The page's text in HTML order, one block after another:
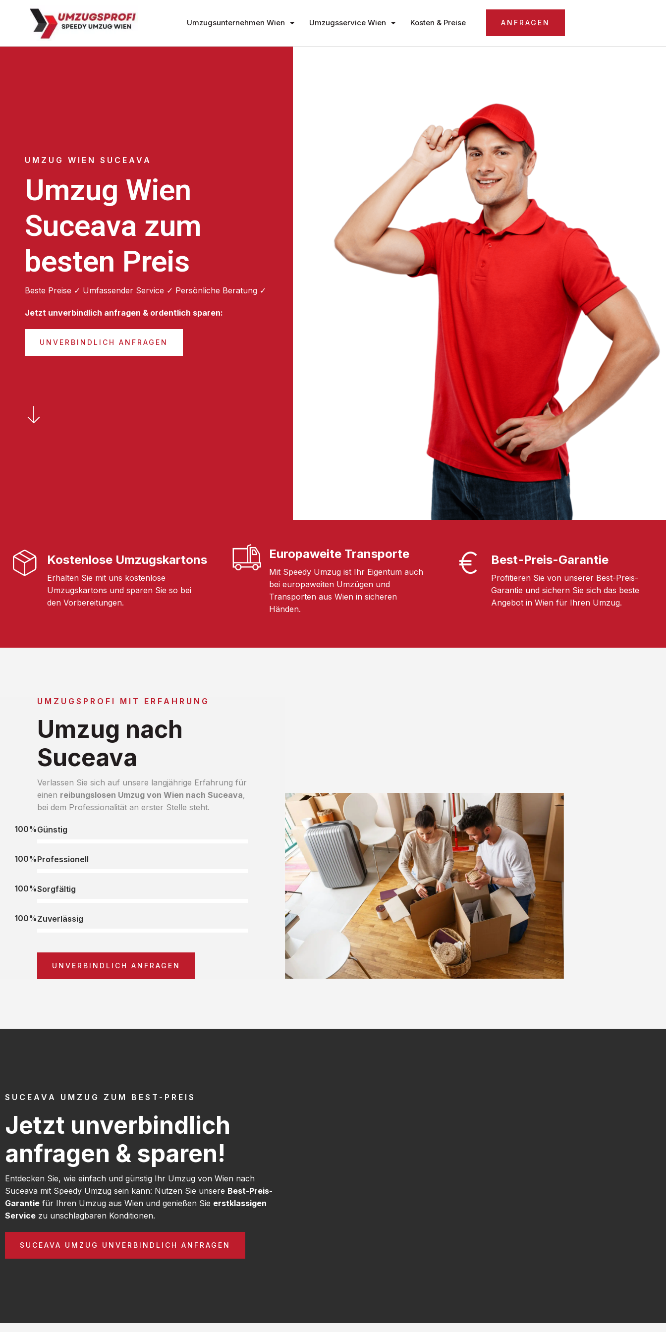
Umzugsunternehmen Wien Umzugsservice Wien Kosten & Preise ANFRAGEN
UMZUG WIEN SUCEAVA
Umzug Wien
Suceava zum
besten Preis
Beste Preise ✓ Umfassender Service ✓ Persönliche Beratung ✓
Jetzt unverbindlich anfragen & ordentlich sparen:
UNVERBINDLICH ANFRAGEN
Kostenlose Umzugskartons
Erhalten Sie mit uns kostenlose
Umzugskartons und sparen Sie so bei
den Vorbereitungen.
Europaweite Transporte
Mit Speedy Umzug ist Ihr Eigentum auch
bei europaweiten Umzügen und
Transporten aus Wien in sicheren
Händen.
Best-Preis-Garantie
Profitieren Sie von unserer Best-Preis-
Garantie und sichern Sie sich das beste
Angebot in Wien für Ihren Umzug.
UMZUGSPROFI MIT ERFAHRUNG
Umzug nach
Suceava
Verlassen Sie sich auf unsere langjährige Erfahrung für
einen reibungslosen Umzug von Wien nach Suceava,
bei dem Professionalität an erster Stelle steht.
Günstig
100%
Professionell
100%
Sorgfältig
100%
Zuverlässig
100%
UNVERBINDLICH ANFRAGEN
SUCEAVA UMZUG ZUM BEST-PREIS
Jetzt unverbindlich
anfragen & sparen!
Entdecken Sie, wie einfach und günstig Ihr Umzug von Wien nach
Suceava mit Speedy Umzug sein kann: Nutzen Sie unsere Best-Preis-
Garantie für Ihren Umzug aus Wien und genießen Sie erstklassigen
Service zu unschlagbaren Konditionen.
SUCEAVA UMZUG UNVERBINDLICH ANFRAGEN